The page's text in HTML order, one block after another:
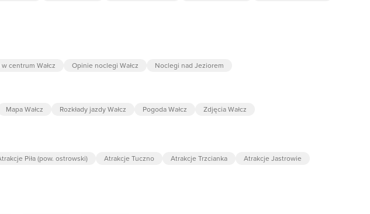
centrum Wałcz Opinie noclegi Wałcz Noclegi nad Jeziorem
Mapa Wałcz Rozkłady jazdy Wałcz Pogoda Wałcz Zdjęcia Wałcz
Piła (pow. ostrowski) Atrakcje Tuczno Atrakcje Trzcianka
Atrakcje Jastrowie